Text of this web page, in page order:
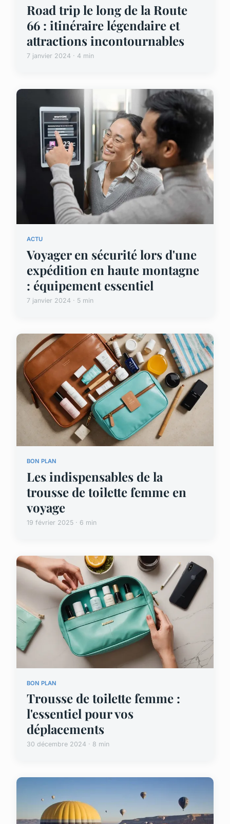
Road trip le long de la Route
66 : itinéraire légendaire et
attractions incontournables
7 janvier 2024 · 4 min
ACTU
Voyager en sécurité lors d'une
expédition en haute montagne
: équipement essentiel
7 janvier 2024 · 5 min
BON PLAN
Les indispensables de la
trousse de toilette femme en
voyage
19 février 2025 · 6 min
BON PLAN
Trousse de toilette femme :
l'essentiel pour vos
déplacements
30 décembre 2024 · 8 min